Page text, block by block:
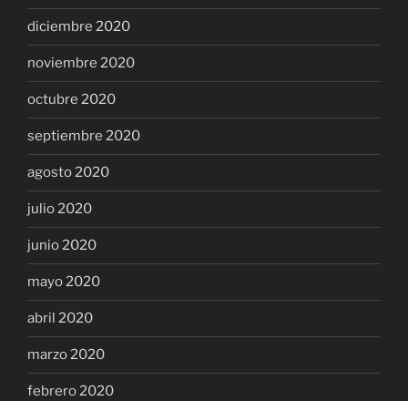
diciembre 2020
noviembre 2020
octubre 2020
septiembre 2020
agosto 2020
julio 2020
junio 2020
mayo 2020
abril 2020
marzo 2020
febrero 2020